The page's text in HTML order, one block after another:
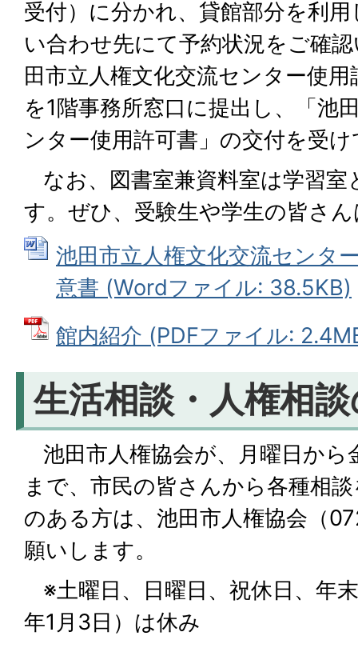
受付）に分かれ、貸館部分を利
い合わせ先にて予約状況をご確
田市立人権文化交流センター使
を1階事務所窓口に提出し、「池
ンター使用許可書」の交付を受
なお、図書室兼資料室は学習室
す。ぜひ、受験生や学生の皆さ
池田市立人権文化交流センタ
意書 (Wordファイル: 38.5KB)
館内紹介 (PDFファイル:
生活相談・人権相
池田市人権協会が、月曜日から
まで、市民の皆さんから各種相
のある方は、池田市人権協会（
願いします。
※土曜日、日曜日、祝休日、年
年1月3日）は休み